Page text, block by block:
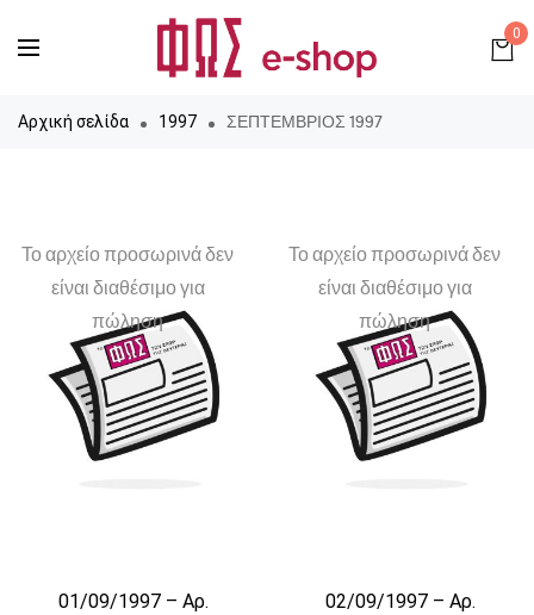
0
Αρχική σελίδα 1997 ΣΕΠΤΕΜΒΡΙΟΣ 1997
Το αρχείο προσωρινά δεν
είναι διαθέσιμο για
πώληση
01/09/1997 – Αρ.
Το αρχείο προσωρινά δεν
είναι διαθέσιμο για
πώληση
02/09/1997 – Αρ.